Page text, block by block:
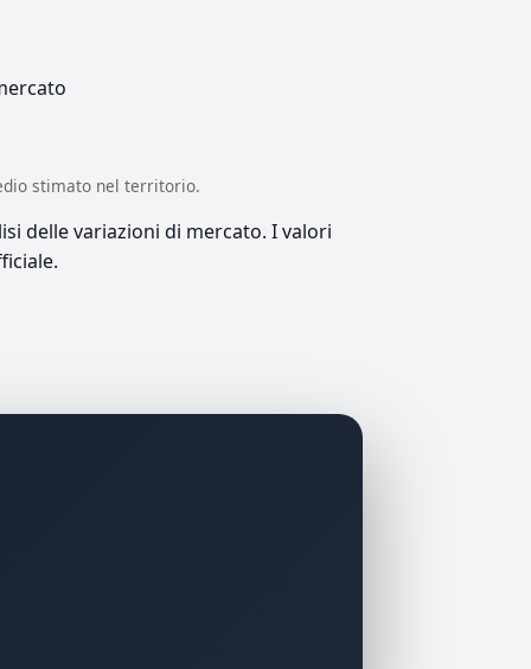
stimato nel territorio.
delle variazioni di mercato. I valori